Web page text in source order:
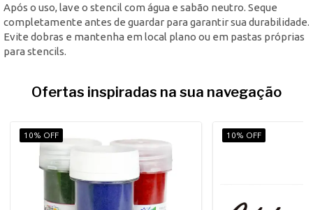
Após o uso, lave o stencil com água e sabão neutro. Seque
completamente antes de guardar para garantir sua durabilidade.
Evite dobras e mantenha em local plano ou em pastas próprias
para stencils.
Ofertas inspiradas na sua navegação
10% OFF 10% OFF